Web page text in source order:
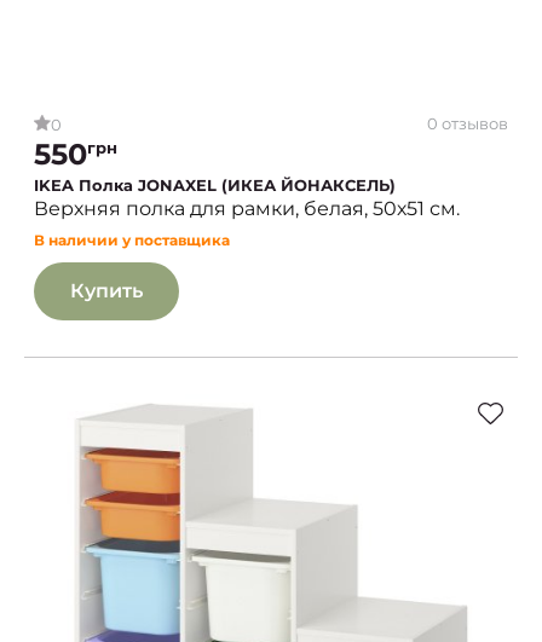
0 0 отзывов
550грн
IKEA Полка JONAXEL (ИКЕА ЙОНАКСЕЛЬ)
Верхняя полка для рамки, белая, 50х51 см.
В наличии у поставщика
Купить